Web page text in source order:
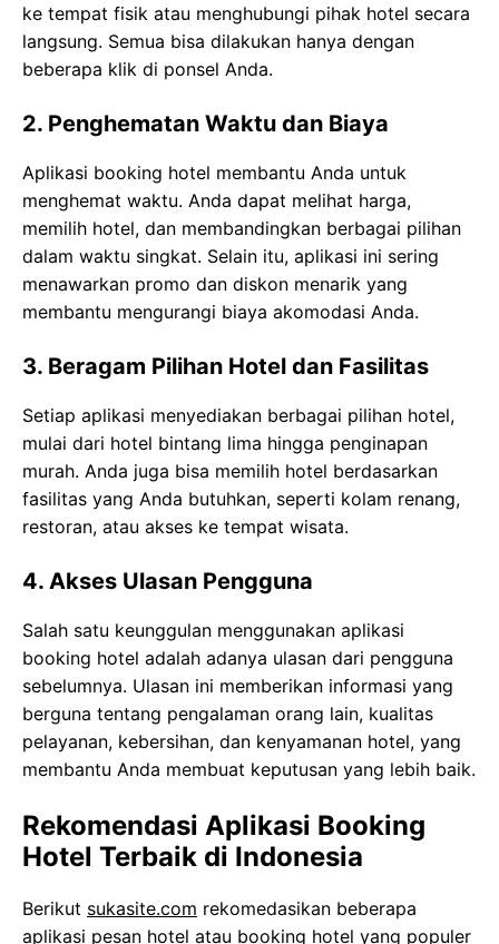
ke tempat fisik atau menghubungi pihak hotel secara
langsung. Semua bisa dilakukan hanya dengan
beberapa klik di ponsel Anda.
2. Penghematan Waktu dan Biaya
Aplikasi booking hotel membantu Anda untuk
menghemat waktu. Anda dapat melihat harga,
memilih hotel, dan membandingkan berbagai pilihan
dalam waktu singkat. Selain itu, aplikasi ini sering
menawarkan promo dan diskon menarik yang
membantu mengurangi biaya akomodasi Anda.
3. Beragam Pilihan Hotel dan Fasilitas
Setiap aplikasi menyediakan berbagai pilihan hotel,
mulai dari hotel bintang lima hingga penginapan
murah. Anda juga bisa memilih hotel berdasarkan
fasilitas yang Anda butuhkan, seperti kolam renang,
restoran, atau akses ke tempat wisata.
4. Akses Ulasan Pengguna
Salah satu keunggulan menggunakan aplikasi
booking hotel adalah adanya ulasan dari pengguna
sebelumnya. Ulasan ini memberikan informasi yang
berguna tentang pengalaman orang lain, kualitas
pelayanan, kebersihan, dan kenyamanan hotel, yang
membantu Anda membuat keputusan yang lebih baik.
Rekomendasi Aplikasi Booking
Hotel Terbaik di Indonesia
Berikut sukasite.com rekomedasikan beberapa
aplikasi pesan hotel atau booking hotel yang populer